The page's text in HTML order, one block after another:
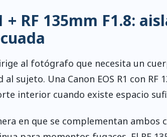
+ RF 135mm F1.8:
al fotógrafo que necesita un
sujeto. Una Canon EOS R1 con
interior cuando existe espacio
en que se complementan ambos